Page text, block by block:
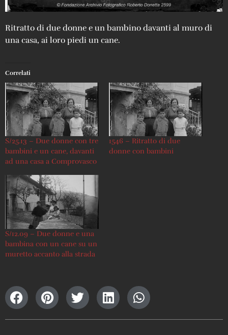
Ritratto di due donne e un bambino davanti al muro di
una casa, ai loro piedi un cane.
Correlati
S/25.13 – Due donne con tre
bambini e un cane, davanti
ad una casa a Comprovasco
1546 – Ritratto di due
donne con bambini
S/12.09 – Due donne e una
bambina con un cane su un
muretto accanto alla strada